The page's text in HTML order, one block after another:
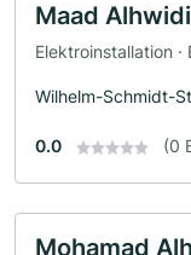
Maad
Elektroinstallation ·
Wilhelm-Schmidt-
0.0 (0
Mohamad